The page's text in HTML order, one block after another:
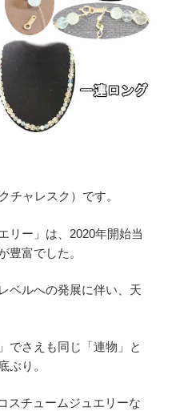
チャレスク）です。
リー」は、2020年開始当
豊富でした。
ベルへの発展に伴い、天
でさえも同じ「連物」と
ぶり。
スチュームジュエリーな